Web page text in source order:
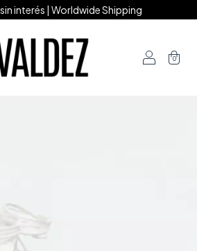
interés | Worldwide Shipping
0